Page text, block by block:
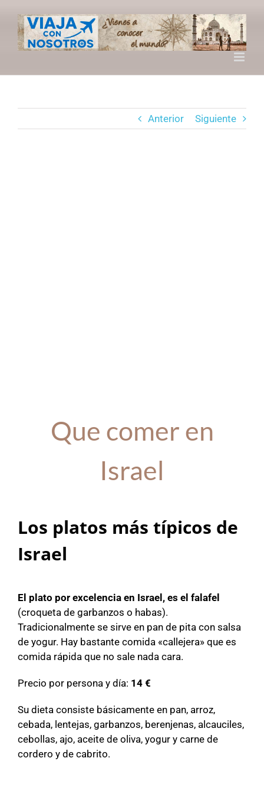
contenido
Anterior Siguiente
Que comer en
Israel
Los platos más típicos de
Israel
El plato por excelencia en Israel, es el falafel
(croqueta de garbanzos o habas).
Tradicionalmente se sirve en pan de pita con salsa
de yogur. Hay bastante comida «callejera» que es
comida rápida que no sale nada cara.
Precio por persona y día: 14 €
Su dieta consiste básicamente en pan, arroz,
cebada, lentejas, garbanzos, berenjenas, alcauciles,
cebollas, ajo, aceite de oliva, yogur y carne de
cordero y de cabrito.